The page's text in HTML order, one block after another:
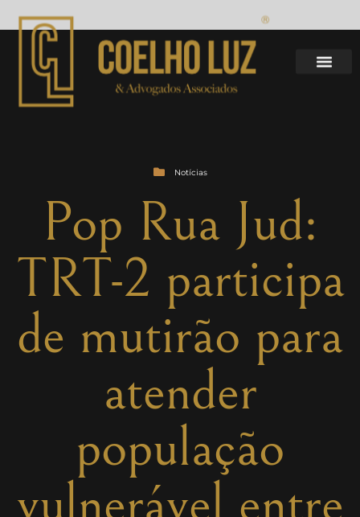
Notícias
Pop Rua Jud:
TRT-2 participa
de mutirão para
atender
população
vulnerável entre